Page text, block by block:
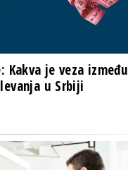
Kakva je veza između
u Srbiji